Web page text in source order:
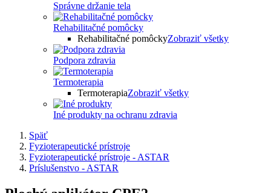
Správne držanie tela
Rehabilitačné pomôcky
Rehabilitačné pomôckyZobraziť všetky
Podpora zdravia
Termoterapia
TermoterapiaZobraziť všetky
Iné produkty na ochranu zdravia
Späť
Fyzioterapeutické prístroje
Fyzioterapeutické prístroje - ASTAR
Príslušenstvo - ASTAR